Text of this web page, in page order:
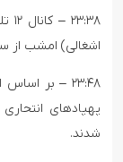
اشغالی) امشب از ساعت ۰۰:۳۰ تا ۰۷:۰۰
۲۳:۴۸ – بر
پهپادهای
شدند.